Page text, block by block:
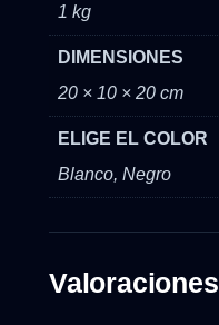
1 kg
DIMENSIONES
20 × 10 × 20 cm
ELIGE EL COLOR
Blanco, Negro
Valoraciones